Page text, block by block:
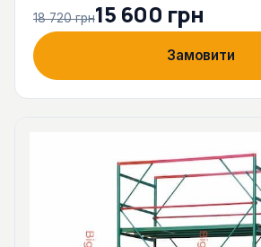
18 720 грн15 600 грн
Замовити